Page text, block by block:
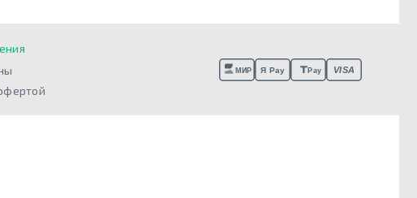
МИР Я Pay Pay VISA